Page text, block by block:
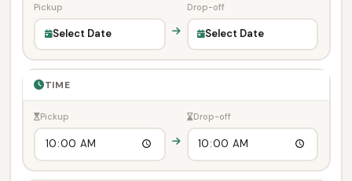
Pickup
Select Date
Drop-off
Select Date
TIME
Pickup Drop-off